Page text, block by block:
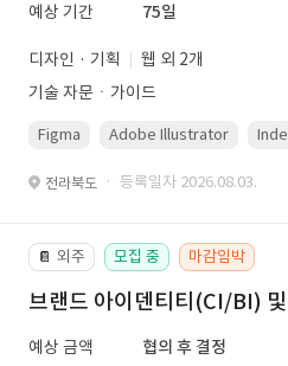
예상 기간
75일
디자인 · 기획
웹 외 2개
기술 자문ㆍ가이드
Figma Adobe Illustrator
전라북도 · 등록일자 2026.08.03.
📔 외주 모집 중 마감임박
브랜드 아이덴티티(CI/BI)
예상 금액
협의 후 결정